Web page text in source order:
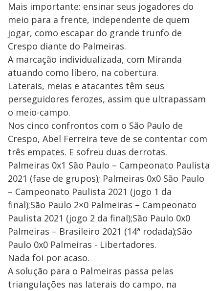
Mais importante: ensinar seus jogadores do
meio para a frente, independente de quem
jogar, como escapar do grande trunfo de
Crespo diante do Palmeiras.
A marcação individualizada, com Miranda
atuando como líbero, na cobertura.
Laterais, meias e atacantes têm seus
perseguidores ferozes, assim que ultrapassam
o meio-campo.
Nos cinco confrontos com o São Paulo de
Crespo, Abel Ferreira teve de se contentar com
três empates. E sofreu duas derrotas.
Palmeiras 0x1 São Paulo – Campeonato Paulista
2021 (fase de grupos); Palmeiras 0x0 São Paulo
– Campeonato Paulista 2021 (jogo 1 da
final);São Paulo 2×0 Palmeiras – Campeonato
Paulista 2021 (jogo 2 da final);São Paulo 0x0
Palmeiras – Brasileiro 2021 (14ª rodada);São
Paulo 0x0 Palmeiras - Libertadores.
Nada foi por acaso.
A solução para o Palmeiras passa pelas
triangulações nas laterais do campo, na